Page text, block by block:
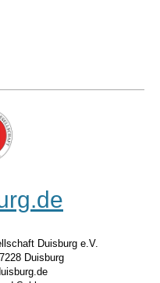
Duisburg e.V.
Duisburg